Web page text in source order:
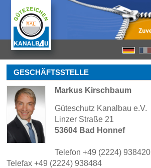
GESCHÄFTSSTELLE
Markus Kirschbaum
Güteschutz Kanalbau e.V.
Linzer Straße 21
53604 Bad Honnef
Telefon +49 (2224) 938420
Telefax +49 (2224) 938484